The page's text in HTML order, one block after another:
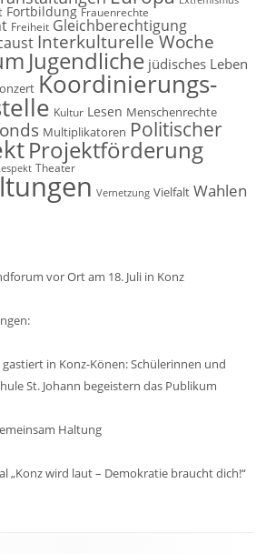
Fortbildung Frauenrechte
Freiheit Gleichberechtigung
Interkulturelle Woche
Jugendliche jüdisches Leben
Koordinierungs-
Kultur Lesen Menschenrechte
Multiplikatoren Politischer
Projektförderung
Theater
Vernetzung Vielfalt Wahlen
vor Ort am 18. Juli in Konz
in Konz-Könen: Schülerinnen und
St. Johann begeistern das Publikum
Haltung
„Konz wird laut – Demokratie braucht dich!“